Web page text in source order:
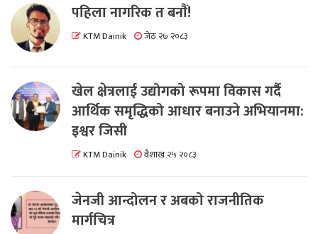
पहिला नागरिक त बनाैं!
KTM Dainik जेठ २७ २०८३
खेल क्षेत्रलाई उद्योगको रूपमा विकास गर्दै
आर्थिक समृद्धिको आधार बनाउने अभियानमा:
इश्वर जिसी
KTM Dainik वैशाख २५ २०८३
जेनजी आन्दोलन र अबको राजनीतिक
मार्गचित्र